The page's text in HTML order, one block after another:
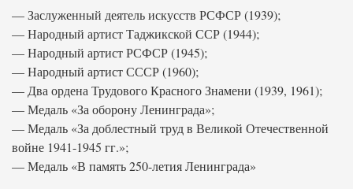
— Заслуженный деятель искусств РСФСР (1939);
— Народный артист Таджикской ССР (1944);
— Народный артист РСФСР (1945);
— Народный артист СССР (1960);
— Два ордена Трудового Красного Знамени (1939, 1961);
— Медаль «За оборону Ленинграда»;
— Медаль «За доблестный труд в Великой Отечественной
войне 1941-1945 гг.»;
— Медаль «В память 250-летия Ленинграда»